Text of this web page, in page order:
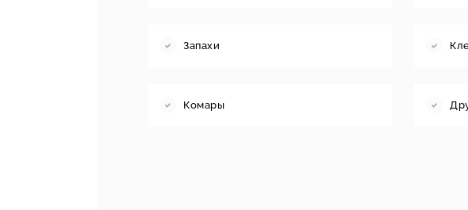
Запахи
Комары